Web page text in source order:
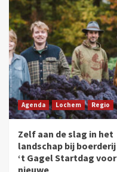
Agenda Lochem Regio
Zelf aan de slag in het
landschap bij boerderij
‘t Gagel Startdag voor
nieuwe